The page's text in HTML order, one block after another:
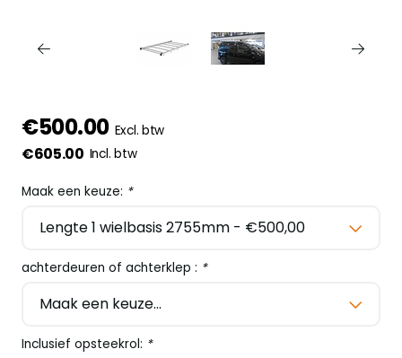
€500.00 Excl. btw
€605.00 Incl. btw
Maak een keuze: *
achterdeuren of achterklep : *
Inclusief opsteekrol: *